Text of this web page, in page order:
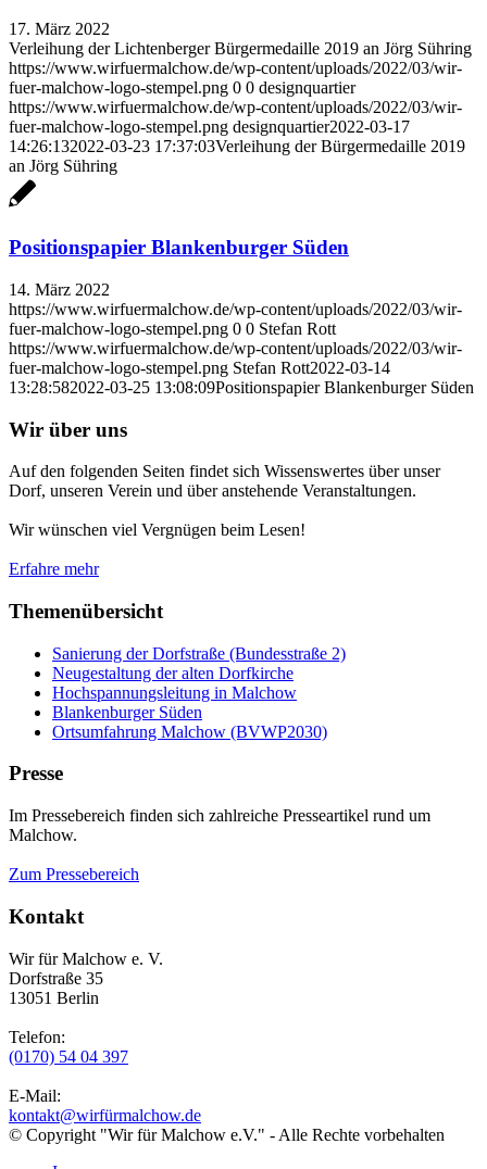
17. März 2022
Verleihung der Lichtenberger Bürgermedaille 2019 an Jörg Sühring
https://www.wirfuermalchow.de/wp-content/uploads/2022/03/wir-
fuer-malchow-logo-stempel.png 0 0 designquartier
https://www.wirfuermalchow.de/wp-content/uploads/2022/03/wir-
fuer-malchow-logo-stempel.png designquartier2022-03-17
14:26:132022-03-23 17:37:03Verleihung der Bürgermedaille 2019
an Jörg Sühring
Positionspapier Blankenburger Süden
14. März 2022
https://www.wirfuermalchow.de/wp-content/uploads/2022/03/wir-
fuer-malchow-logo-stempel.png 0 0 Stefan Rott
https://www.wirfuermalchow.de/wp-content/uploads/2022/03/wir-
fuer-malchow-logo-stempel.png Stefan Rott2022-03-14
13:28:582022-03-25 13:08:09Positionspapier Blankenburger Süden
Wir über uns
Auf den folgenden Seiten findet sich Wissenswertes über unser
Dorf, unseren Verein und über anstehende Veranstaltungen.
Wir wünschen viel Vergnügen beim Lesen!
Erfahre mehr
Themenübersicht
Sanierung der Dorfstraße (Bundesstraße 2)
Neugestaltung der alten Dorfkirche
Hochspannungsleitung in Malchow
Blankenburger Süden
Ortsumfahrung Malchow (BVWP2030)
Presse
Im Pressebereich finden sich zahlreiche Presseartikel rund um
Malchow.
Zum Pressebereich
Kontakt
Wir für Malchow e. V.
Dorfstraße 35
13051 Berlin
Telefon:
(0170) 54 04 397
E-Mail:
kontakt@wirfürmalchow.de
© Copyright "Wir für Malchow e.V." - Alle Rechte vorbehalten